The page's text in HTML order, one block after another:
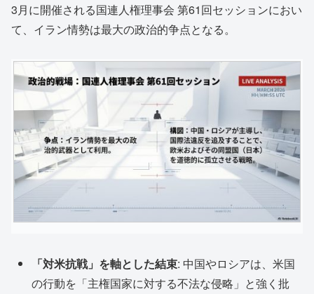
3月に開催される国連人権理事会 第61回セッションにおい
て、イラン情勢は最大の政治的争点となる。
「対米抗戦」を軸とした結束: 中国やロシアは、米国
の行動を「主権国家に対する不法な侵略」と強く批